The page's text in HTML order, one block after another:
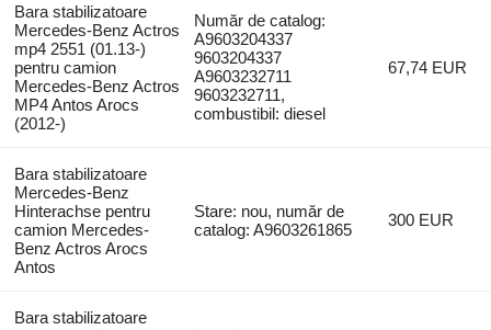
Bara stabilizatoare
Mercedes-Benz Actros
mp4 2551 (01.13-)
pentru camion
Mercedes-Benz Actros
MP4 Antos Arocs
(2012-)
Număr de catalog:
A9603204337
9603204337
A9603232711
9603232711,
combustibil: diesel
67,74 EUR
Bara stabilizatoare
Mercedes-Benz
Hinterachse pentru
camion Mercedes-
Benz Actros Arocs
Antos
Stare: nou, număr de
catalog: A9603261865
300 EUR
Bara stabilizatoare